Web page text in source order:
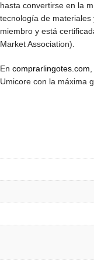
hasta convertirse en la
tecnología de materiales
miembro y está
Market Association).
Encomprarlingotes.com
Umicore con la máxima